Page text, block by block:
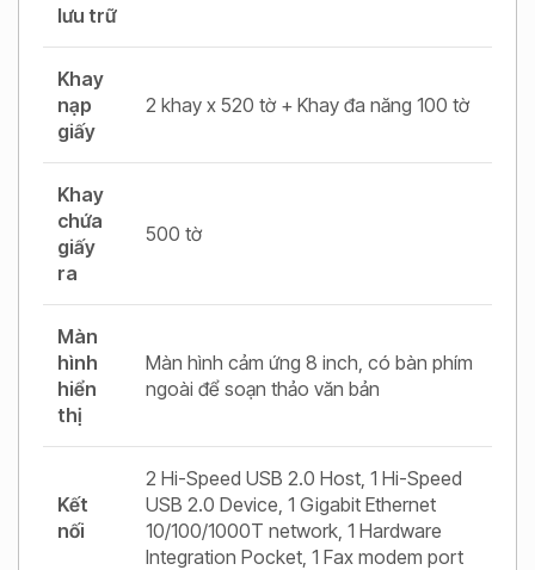
lưu trữ
Khay
nạp
giấy
2 khay x 520 tờ + Khay đa năng 100 tờ
Khay
chứa
giấy
ra
500 tờ
Màn
hình
hiển
thị
Màn hình cảm ứng 8 inch, có bàn phím
ngoài để soạn thảo văn bản
Kết
nối
2 Hi-Speed USB 2.0 Host, 1 Hi-Speed
USB 2.0 Device, 1 Gigabit Ethernet
10/100/1000T network, 1 Hardware
Integration Pocket, 1 Fax modem port